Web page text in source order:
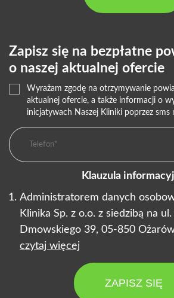
Zapisz się na bezpłatne
o naszej aktualnej ofercie
Wyrażam zgodę na otrzymywanie
aktualnej ofercie, a także informacji o
inicjatywach Naszej Kliniki poprzez sms
Klauzula
Administratorem danych
Klinika Sp. z o.o. z siedzibą na ul.
Dmowskiego 39, 05-850
czytaj więcej
ZAPISZ SIĘ